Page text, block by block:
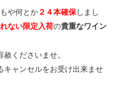
や何とか ２４本確保しまし
ない限定入荷の貴重なワイン
くださいませ。
キャンセルをお受け出来ませ